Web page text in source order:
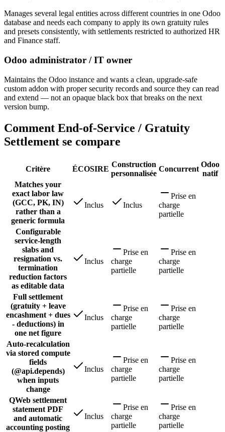
Manages several legal entities across different countries in one Odoo
database and needs each company to apply its own gratuity rules
and presets consistently, with settlements restricted to authorized HR
and Finance staff.
Odoo administrator / IT owner
Maintains the Odoo instance and wants a clean, upgrade-safe
custom addon with proper security records and source they can read
and extend — not an opaque black box that breaks on the next
version bump.
Comment End-of-Service / Gratuity
Settlement se compare
Critère ÉCOSIRE
Construction
personnalisée
Concurrent
Odoo
natif
Matches your
exact labor law
(GCC, PK, IN)
rather than a
generic formula
Inclus Inclus
Prise en
charge
partielle
Configurable
service-length
slabs and
resignation vs.
termination
reduction factors
as editable data
Inclus
Prise en
charge
partielle
Prise en
charge
partielle
Full settlement
(gratuity + leave
encashment + dues
- deductions) in
one net figure
Inclus
Prise en
charge
partielle
Prise en
charge
partielle
Auto-recalculation
via stored compute
fields
(@api.depends)
when inputs
change
Inclus
Prise en
charge
partielle
Prise en
charge
partielle
QWeb settlement
statement PDF
and automatic
accounting posting
Inclus
Prise en
charge
partielle
Prise en
charge
partielle